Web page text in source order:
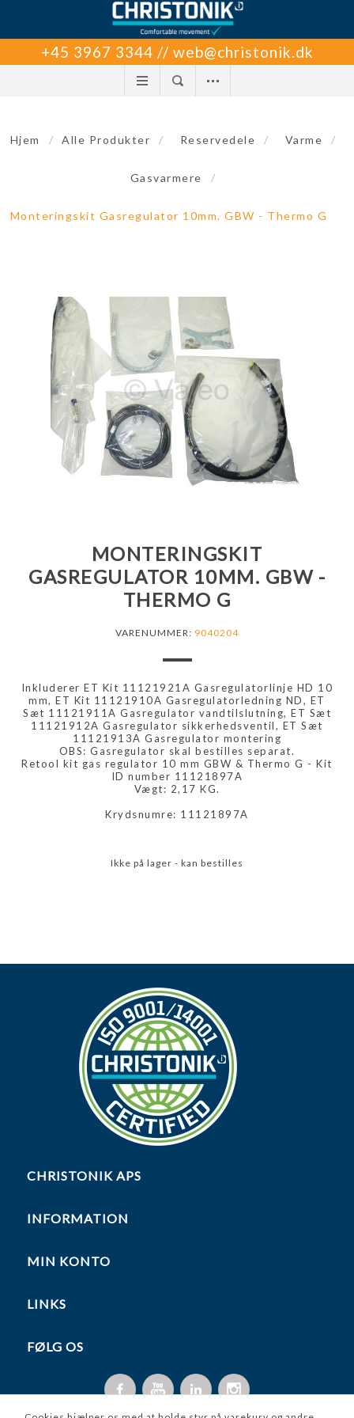
+45 3967 3344 // web@christonik.dk
Hjem / Alle Produkter / Reservedele / Varme /
Gasvarmere /
Monteringskit Gasregulator 10mm. GBW - Thermo G
MONTERINGSKIT
GASREGULATOR 10MM. GBW -
THERMO G
VARENUMMER: 9040204
Inkluderer ET Kit 11121921A Gasregulatorlinje HD 10
mm, ET Kit 11121910A Gasregulatorledning ND, ET
Sæt 11121911A Gasregulator vandtilslutning, ET Sæt
11121912A Gasregulator sikkerhedsventil, ET Sæt
11121913A Gasregulator montering
OBS: Gasregulator skal bestilles separat.
Retool kit gas regulator 10 mm GBW & Thermo G - Kit
ID number 11121897A
Vægt: 2,17 KG.
Krydsnumre: 11121897A
Ikke på lager - kan bestilles
CHRISTONIK APS
INFORMATION
MIN KONTO
LINKS
FØLG OS